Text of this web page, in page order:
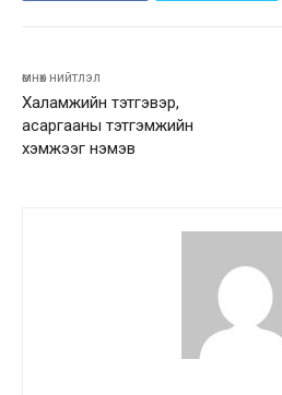
өмнөх нийтлэл
Халамжийн тэтгэвэр,
асаргааны тэтгэмжийн
хэмжээг нэмэв